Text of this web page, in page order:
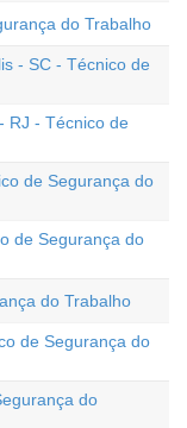
do Trabalho
- SC - Técnico de
RJ - Técnico de
de Segurança do
de Segurança do
do Trabalho
de Segurança do
do